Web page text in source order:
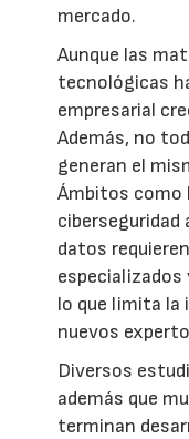
mercado.
Aunque las
tecnológicas
empresarial
Además, no
generan el
Ámbitos como
ciberseguridad
datos
lo que limita la
nuevos
Diversos
además que
terminan